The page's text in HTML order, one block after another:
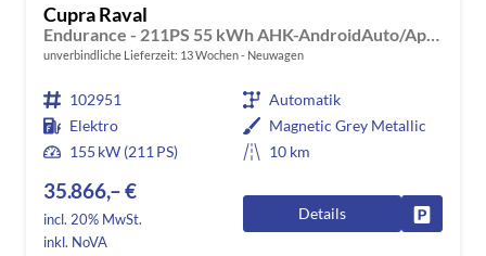
Cupra Raval
Endurance - 211PS 55 kWh AHK-AndroidAuto/AppleCarPlay-DAB-ACC-Climatronic 2 Zonen-SHZ-LED-PDC-KAMERA-ALU18"-KESSY-GARANTIE
unverbindliche Lieferzeit: 13 Wochen Neuwagen
102951
Automatik
Elektro
Magnetic Grey Metallic
155 kW (211 PS)
10 km
35.866,– €
incl. 20% MwSt.
inkl. NoVA
Details